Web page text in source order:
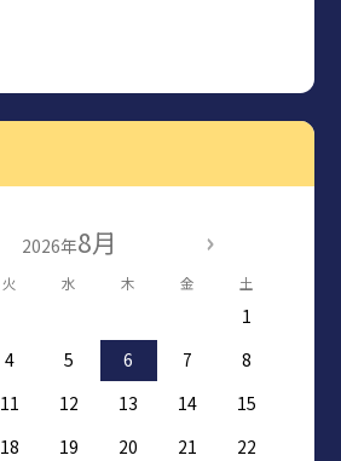
2026年8月
火 水 木 金 土
1
4 5 6 7
8
11 12 13 14
15
18 19 20 21
22